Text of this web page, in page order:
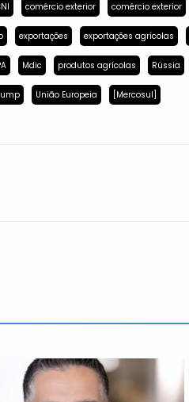
comércio exterior comércio exterior
exportações exportações agrícolas
Mdic produtos agrícolas Rússia
União Europeia [Mercosul]